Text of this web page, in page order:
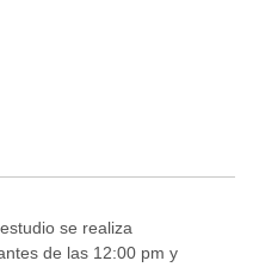
se realiza
de las 12:00 pm y